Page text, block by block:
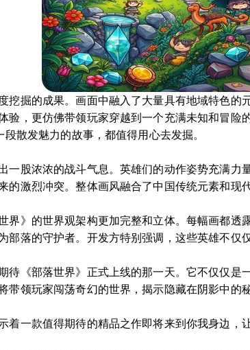
挖掘的成果。画面中融入了大量具有地域特色
验，更仿佛带领玩家穿越到一个充满未知和冒
段散发魅力的故事，都值得用心去发掘。
一股浓浓的战斗气息。英雄们的动作姿势充满
的激烈冲突。整体画风融合了中国传统元素和现
界》的世界观架构更加完整和立体。每幅画都
部落的守护者。开发方特别强调，这些英雄不
待《部落世界》正式上线的那一天。它不仅仅
带领玩家闯荡奇幻的世界，揭示隐藏在阴影中的
着一款值得期待的精品之作即将来到你我身边，